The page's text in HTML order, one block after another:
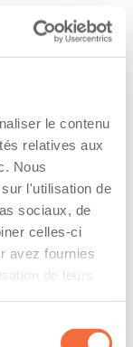
le contenu
relatives aux
Nous
l'utilisation de
sociaux, de
celles-ci
avez fournies
de leurs
flotte de
un diplôme